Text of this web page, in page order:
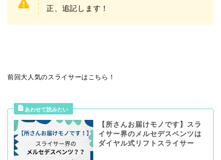
正、追記します！
前回大人気のスライサーはこちら！
【所さんお届けモノです】スラ
イサー界のメルセデスベンツは
ダイヤル式リフトスライサー